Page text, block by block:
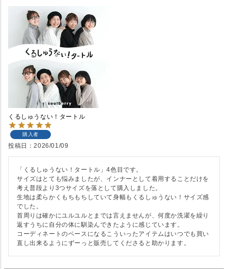
くるしゅうない！タートル
購入者
投稿日 2026/01/09
「くるしゅうない！タートル」4色目です。
サイズはとても悩みましたが、インナーとして着用することだけを
考え普段より3つサイズを落として購入しました。
生地は柔らかくもちもちしていて身幅もくるしゅうない！サイズ感
でした。
首周りは確かにユルユルとまでは言えませんが、何度か洗濯を繰り
返すうちに自分の体に馴染んできたように感じています。
コーディネートのベースになるこういったアイテムはいつでも買い
直し出来るようにずーっと販売してくださると助かります。